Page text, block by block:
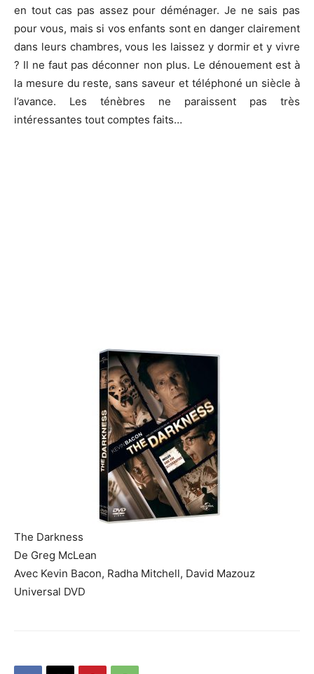
en tout cas pas assez pour déménager. Je ne sais pas
pour vous, mais si vos enfants sont en danger clairement
dans leurs chambres, vous les laissez y dormir et y vivre
? Il ne faut pas déconner non plus. Le dénouement est à
la mesure du reste, sans saveur et téléphoné un siècle à
l’avance. Les ténèbres ne paraissent pas très
intéressantes tout comptes faits…
The Darkness
De Greg McLean
Avec Kevin Bacon, Radha Mitchell, David Mazouz
Universal DVD